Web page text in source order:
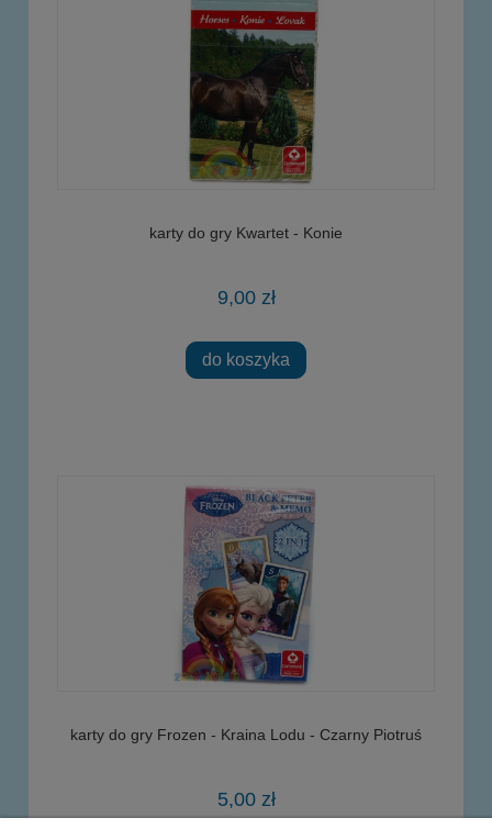
karty do gry Kwartet - Konie
9,00 zł
do koszyka
karty do gry Frozen - Kraina Lodu - Czarny Piotruś
5,00 zł